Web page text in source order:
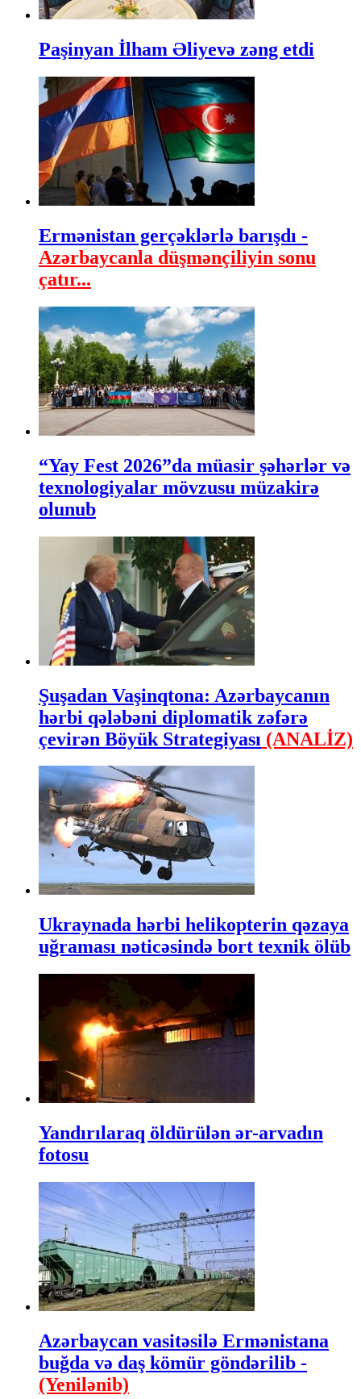
Paşinyan İlham Əliyevə zəng etdi
Ermənistan gerçəklərlə barışdı -
Azərbaycanla düşmənçiliyin sonu
çatır...
“Yay Fest 2026”da müasir şəhərlər və
texnologiyalar mövzusu müzakirə
olunub
Şuşadan Vaşinqtona: Azərbaycanın
hərbi qələbəni diplomatik zəfərə
çevirən Böyük Strategiyası (ANALİZ)
Ukraynada hərbi helikopterin qəzaya
uğraması nəticəsində bort texnik ölüb
Yandırılaraq öldürülən ər-arvadın
fotosu
Azərbaycan vasitəsilə Ermənistana
buğda və daş kömür göndərilib -
(Yenilənib)